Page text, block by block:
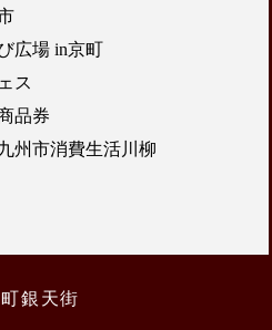
広場 in京町
ス
品券
州市消費生活川柳
銀天街